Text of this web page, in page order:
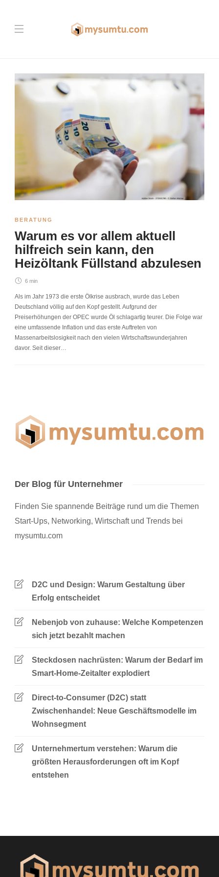
BERATUNG
Warum es vor allem aktuell
hilfreich sein kann, den
Heizöltank Füllstand abzulesen
6 min
Als im Jahr 1973 die erste Ölkrise ausbrach, wurde das Leben
Deutschland völlig auf den Kopf gestellt. Aufgrund der
Preiserhöhungen der OPEC wurde Öl schlagartig teurer. Die Folge war
eine umfassende Inflation und das erste Auftreten von
Massenarbeitslosigkeit nach den vielen Wirtschaftswunderjahren
davor. Seit dieser…
Der Blog für Unternehmer
Finden Sie spannende Beiträge rund um die Themen
Start-Ups, Networking, Wirtschaft und Trends bei
mysumtu.com
D2C und Design: Warum Gestaltung über
Erfolg entscheidet
Nebenjob von zuhause: Welche Kompetenzen
sich jetzt bezahlt machen
Steckdosen nachrüsten: Warum der Bedarf im
Smart-Home-Zeitalter explodiert
Direct-to-Consumer (D2C) statt
Zwischenhandel: Neue Geschäftsmodelle im
Wohnsegment
Unternehmertum verstehen: Warum die
größten Herausforderungen oft im Kopf
entstehen